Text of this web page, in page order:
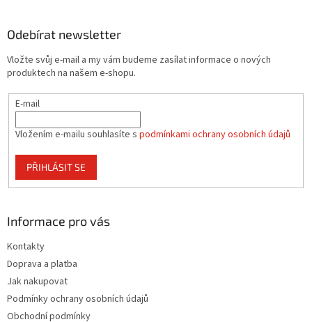
v
k
v
i
Odebírat newsletter
Vložte svůj e-mail a my vám budeme zasílat informace o nových
produktech na našem e-shopu.
E-mail
Vložením e-mailu souhlasíte s podmínkami ochrany osobních údajů
PŘIHLÁSIT SE
Informace pro vás
Kontakty
Doprava a platba
Jak nakupovat
Podmínky ochrany osobních údajů
Obchodní podmínky